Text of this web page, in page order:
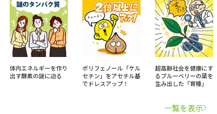
体内エネルギーを作り
出す酵素の謎に迫る
ポリフェノール「ケル
セチン」をアセチル基
でドレスアップ！
超高齢社会を健康にす
るブルーベリーの葉を
生み出した「育種」
一覧を表示